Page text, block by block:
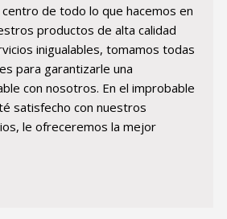
de todo lo que hacemos en
productos de alta calidad
inigualables, tomamos todas
para garantizarle una
con nosotros. En el improbable
satisfecho con nuestros
le ofreceremos la mejor